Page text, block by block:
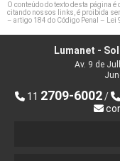
O conteúdo do texto desta página
citando nossos links, é proibida
– artigo 184 do Código Penal –
Lumanet -
Av. 9 de
11 2709-6002/